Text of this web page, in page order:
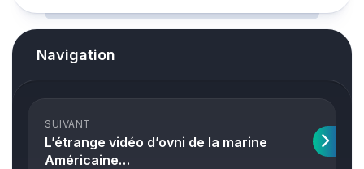
Navigation
SUIVANT
L’étrange vidéo d’ovni de la marine
Américaine…